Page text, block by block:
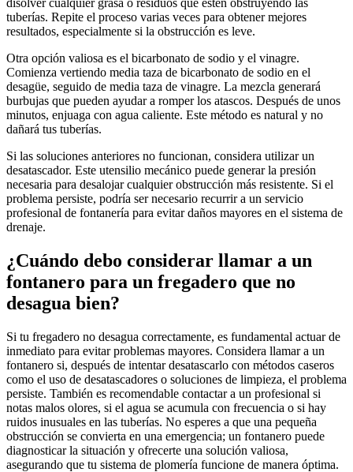
disolver cualquier grasa o residuos que estén obstruyendo las
tuberías. Repite el proceso varias veces para obtener mejores
resultados, especialmente si la obstrucción es leve.
Otra opción valiosa es el bicarbonato de sodio y el vinagre.
Comienza vertiendo media taza de bicarbonato de sodio en el
desagüe, seguido de media taza de vinagre. La mezcla generará
burbujas que pueden ayudar a romper los atascos. Después de unos
minutos, enjuaga con agua caliente. Este método es natural y no
dañará tus tuberías.
Si las soluciones anteriores no funcionan, considera utilizar un
desatascador. Este utensilio mecánico puede generar la presión
necesaria para desalojar cualquier obstrucción más resistente. Si el
problema persiste, podría ser necesario recurrir a un servicio
profesional de fontanería para evitar daños mayores en el sistema de
drenaje.
¿Cuándo debo considerar llamar a un
fontanero para un fregadero que no
desagua bien?
Si tu fregadero no desagua correctamente, es fundamental actuar de
inmediato para evitar problemas mayores. Considera llamar a un
fontanero si, después de intentar desatascarlo con métodos caseros
como el uso de desatascadores o soluciones de limpieza, el problema
persiste. También es recomendable contactar a un profesional si
notas malos olores, si el agua se acumula con frecuencia o si hay
ruidos inusuales en las tuberías. No esperes a que una pequeña
obstrucción se convierta en una emergencia; un fontanero puede
diagnosticar la situación y ofrecerte una solución valiosa,
asegurando que tu sistema de plomería funcione de manera óptima.